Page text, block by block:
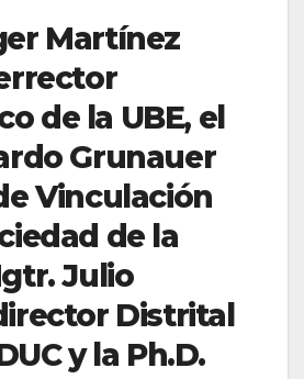
Martínez
de la UBE, el
Grunauer
Vinculación
de la
Julio
Distrital
y la Ph.D.